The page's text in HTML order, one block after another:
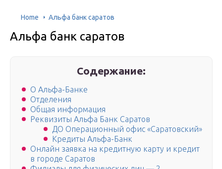
Home Альфа банк саратов
Альфа банк саратов
Содержание:
О Альфа-Банке
Отделения
Общая информация
Реквизиты Альфа Банк Саратов
ДО Операционный офис «Саратовский»
Кредиты Альфа-Банк
Онлайн заявка на кредитную карту и кредит
в городе Саратов